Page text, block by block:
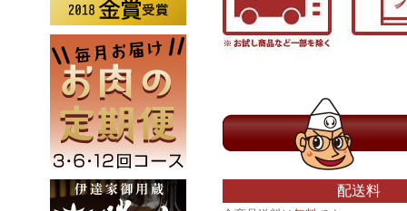
配送料